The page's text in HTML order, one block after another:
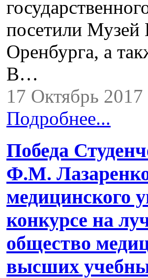
посетили Музей
Оренбурга, а
В…
17 Октябрь 2017
Подробнее...
Победа
Ф.М. Лазаренко
медицинского
конкурсе на
общество
высших